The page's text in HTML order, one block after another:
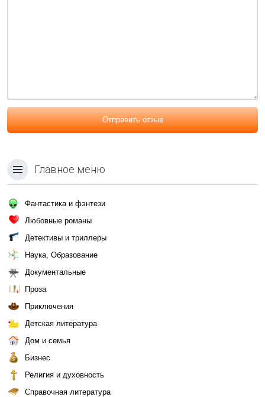
Отправить отзыв
Главное меню
Фантастика и фэнтези
Любовные романы
Детективы и триллеры
Наука, Образование
Документальные
Проза
Приключения
Детская литература
Дом и семья
Бизнес
Религия и духовность
Справочная литература